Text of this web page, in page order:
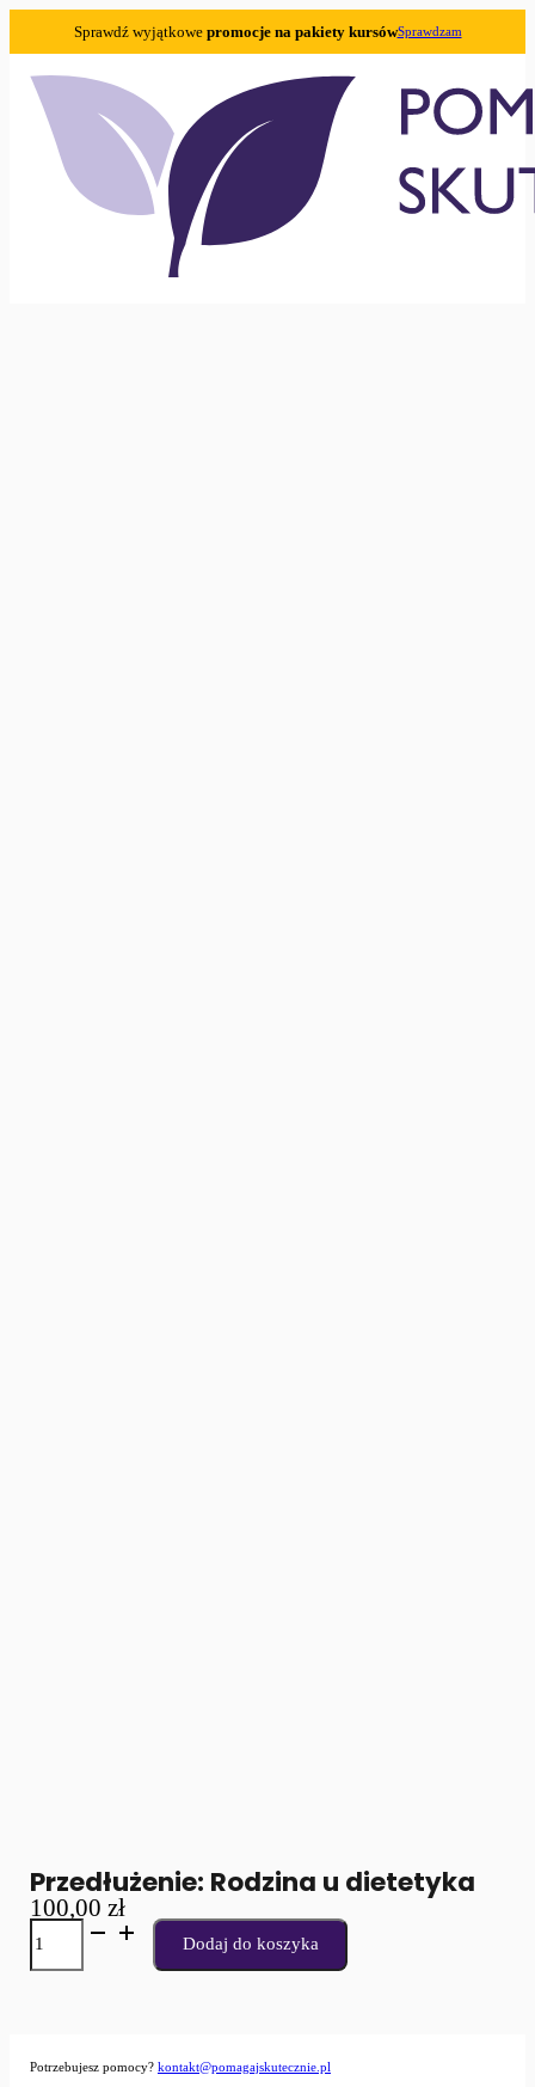
Sprawdź wyjątkowe promocje na pakiety kursówSprawdzam
Przedłużenie: Rodzina u dietetyka
100,00 zł
ilość
Przedłużenie:
Rodzina
Dodaj do koszyka
Potrzebujesz pomocy? kontakt@pomagajskutecznie.pl